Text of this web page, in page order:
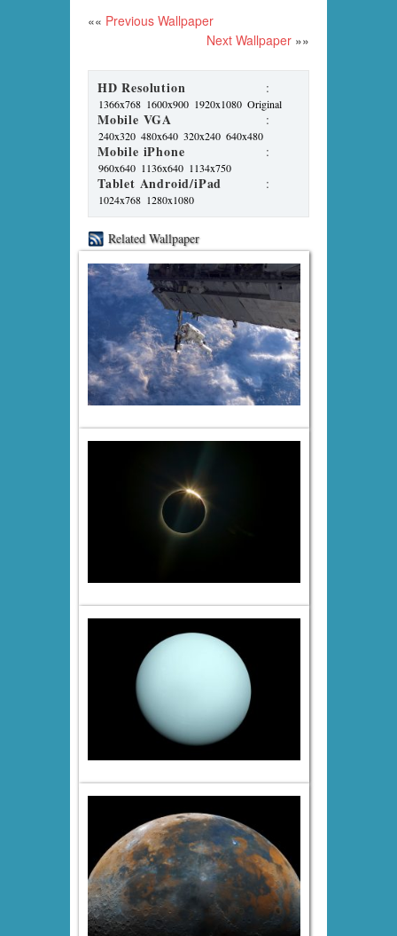
«« Previous Wallpaper
Next Wallpaper »»
HD Resolution :
1366x768 1600x900 1920x1080 Original
Mobile VGA :
240x320 480x640 320x240 640x480
Mobile iPhone :
960x640 1136x640 1134x750
Tablet Android/iPad :
1024x768 1280x1080
Related Wallpaper